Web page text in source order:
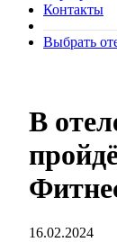
Контакты
Выбрать
В
16.02.2024